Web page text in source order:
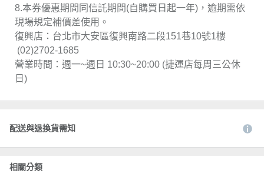
8.本券優惠期間同信託期間(自購買日起一年)，逾期需依
現場規定補價差使用。
復興店：台北市大安區復興南路二段151巷10號1樓
(02)2702-1685
營業時間：週一~週日 10:30~20:00 (捷運店每周三公休
日)
配送與退換貨需知
相關分類